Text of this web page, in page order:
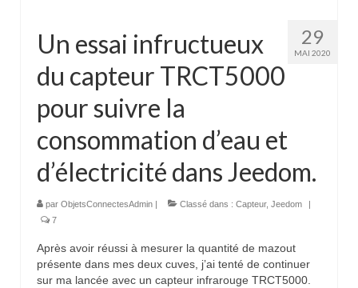
29
MAI 2020
Un essai infructueux
du capteur TRCT5000
pour suivre la
consommation d’eau et
d’électricité dans Jeedom.
par ObjetsConnectesAdmin Classé dans : Capteur, Jeedom
7
Après avoir réussi à mesurer la quantité de mazout
présente dans mes deux cuves, j’ai tenté de continuer
sur ma lancée avec un capteur infrarouge TRCT5000.